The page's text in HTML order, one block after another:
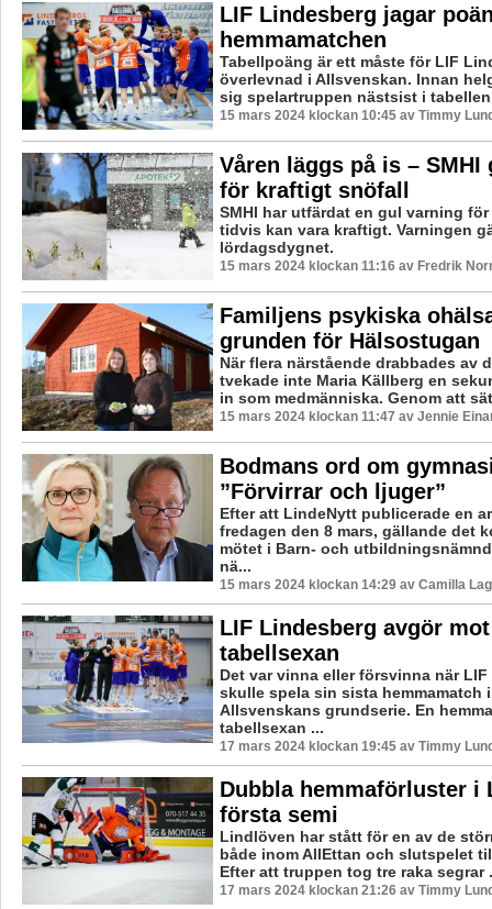
LIF Lindesberg jagar
hemmamatchen
Tabellpoäng är ett måste för LIF
överlevnad i Allsvenskan. Innan
sig spelartruppen nästsist i
15 mars 2024 klockan 10:45 av Timmy
Våren läggs på is – SMHI
för kraftigt snöfall
SMHI har utfärdat en gul varning
tidvis kan vara kraftigt. Varningen
lördagsdygnet.
15 mars 2024 klockan 11:16 av Fredrik
Familjens psykiska
grunden för Hälsostugan
När flera närstående drabbades av
tvekade inte Maria Källberg en
in som medmänniska. Genom att
15 mars 2024 klockan 11:47 av Jennie
Bodmans ord om
”Förvirrar och ljuger”
Efter att LindeNytt publicerade en
fredagen den 8 mars, gällande det
mötet i Barn- och
nä...
15 mars 2024 klockan 14:29 av Camilla
LIF Lindesberg avgör mot
tabellsexan
Det var vinna eller försvinna när
skulle spela sin sista hemmamatch
Allsvenskans grundserie. En
tabellsexan ...
17 mars 2024 klockan 19:45 av Timmy
Dubbla hemmaförluster i
första semi
Lindlöven har stått för en av de
både inom AllEttan och slutspelet
Efter att truppen tog tre raka segrar
17 mars 2024 klockan 21:26 av Timmy